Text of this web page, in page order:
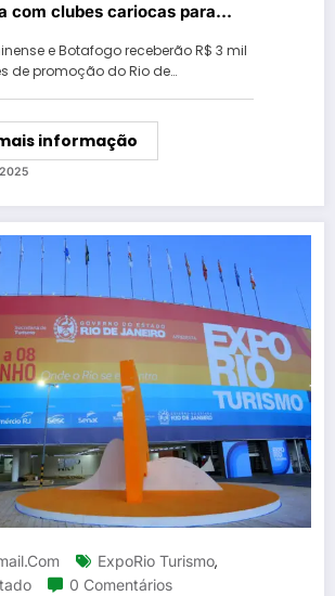
com clubes cariocas para
da FIFA 2025
e Botafogo receberão R$ 3 mil
de promoção do Rio de…
informação
ExpoRio Turismo,
0 Comentários